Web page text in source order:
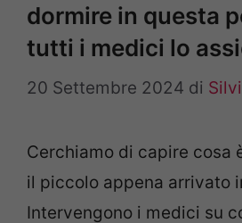
dormire in questa
tutti i medici lo
20 Settembre 2024 di
Cerchiamo di capire cosa
il piccolo appena arrivato
Intervengono i medici su